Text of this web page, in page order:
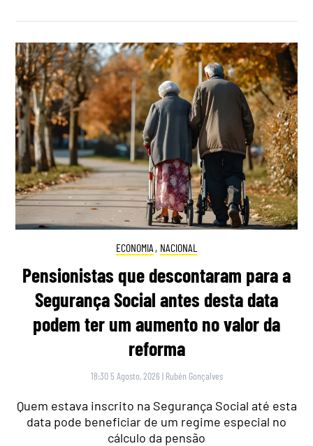
ECONOMIA , NACIONAL
Pensionistas que descontaram para a
Segurança Social antes desta data
podem ter um aumento no valor da
reforma
18:30 5 Agosto, 2026 | Rubén Gonçalves
Quem estava inscrito na Segurança Social até esta
data pode beneficiar de um regime especial no
cálculo da pensão